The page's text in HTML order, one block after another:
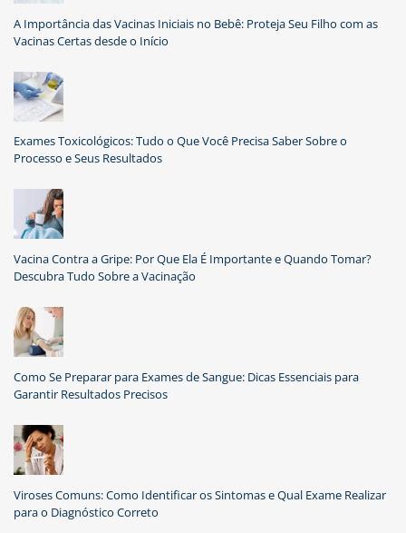
A Importância das Vacinas Iniciais no Bebê: Proteja Seu Filho com as
Vacinas Certas desde o Início
Exames Toxicológicos: Tudo o Que Você Precisa Saber Sobre o
Processo e Seus Resultados
Vacina Contra a Gripe: Por Que Ela É Importante e Quando Tomar?
Descubra Tudo Sobre a Vacinação
Como Se Preparar para Exames de Sangue: Dicas Essenciais para
Garantir Resultados Precisos
Viroses Comuns: Como Identificar os Sintomas e Qual Exame Realizar
para o Diagnóstico Correto